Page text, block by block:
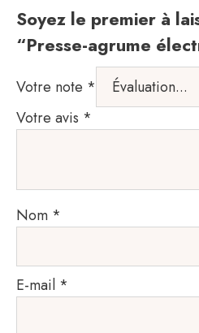
Soyez le premier à
“Presse-agrume
Votre note *
Votre avis *
Nom *
E-mail *